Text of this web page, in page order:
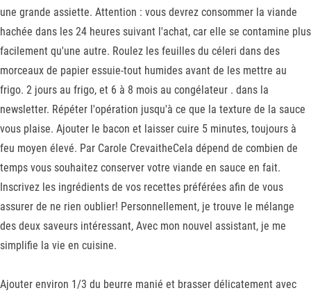
une grande assiette. Attention : vous devrez consommer la viande
hachée dans les 24 heures suivant l'achat, car elle se contamine plus
facilement qu'une autre. Roulez les feuilles du céleri dans des
morceaux de papier essuie-tout humides avant de les mettre au
frigo. 2 jours au frigo, et 6 à 8 mois au congélateur . dans la
newsletter. Répéter l'opération jusqu'à ce que la texture de la sauce
vous plaise. Ajouter le bacon et laisser cuire 5 minutes, toujours à
feu moyen élevé. Par Carole CrevaitheCela dépend de combien de
temps vous souhaitez conserver votre viande en sauce en fait.
Inscrivez les ingrédients de vos recettes préférées afin de vous
assurer de ne rien oublier! Personnellement, je trouve le mélange
des deux saveurs intéressant, Avec mon nouvel assistant, je me
simplifie la vie en cuisine.
Ajouter environ 1/3 du beurre manié et brasser délicatement avec